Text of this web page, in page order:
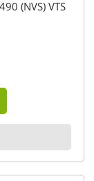
(NVS) VTS